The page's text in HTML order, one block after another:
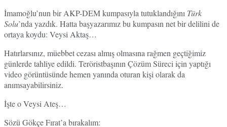
İmamoğlu’nun bir AKP-DEM kumpasıyla tutuklandığını Türk
Solu’nda yazdık. Hatta başyazarımız bu kumpasın net bir delilini de
ortaya koydu: Veysi Aktaş…
Hatırlarsınız, müebbet cezası almış olmasına rağmen geçtiğimiz
günlerde tahliye edildi. Teröristbaşının Çözüm Süreci için yaptığı
video görüntüsünde hemen yanında oturan kişi olarak da
anımsayabilirsiniz.
İşte o Veysi Ateş…
Sözü Gökçe Fırat’a bırakalım: